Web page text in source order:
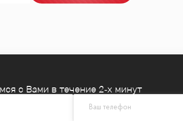
Пречистенской набережной в
квартир и апартаментов,
с Вами в течение 2‑х минут